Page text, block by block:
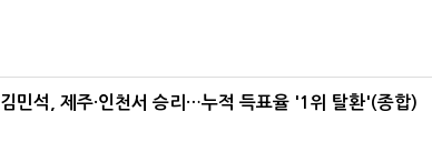
김민석, 제주·인천서 승리…누적 득표율 '1위 탈환'(종합)